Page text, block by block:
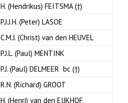
H. (Hendrikus) FEITSMA (†)
P.J.J.H. (Peter) LASOE
C.M.J. (Christ) van den HEUVEL
P.J.L. (Paul) MENTINK
P.J. (Paul) DELMEER bc (†)
R.N. (Richard) GROOT
H. (Henri) van den EIJKHOF